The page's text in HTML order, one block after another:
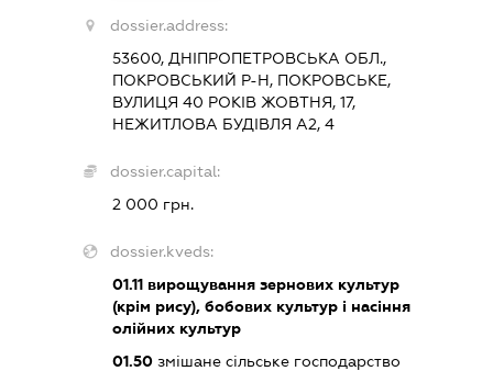
dossier.address:
53600, ДНІПРОПЕТРОВСЬКА ОБЛ.,
ПОКРОВСЬКИЙ Р-Н, ПОКРОВСЬКЕ,
ВУЛИЦЯ 40 РОКІВ ЖОВТНЯ, 17,
НЕЖИТЛОВА БУДІВЛЯ А2, 4
dossier.capital:
2 000 грн.
dossier.kveds:
01.11 вирощування зернових культур
(крім рису), бобових культур і насіння
олійних культур
01.50 змішане сільське господарство